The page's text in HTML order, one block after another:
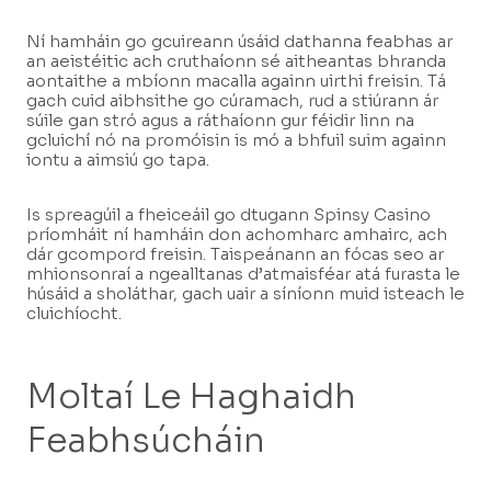
Ní hamháin go gcuireann úsáid dathanna feabhas ar
an aeistéitic ach cruthaíonn sé aitheantas bhranda
aontaithe a mbíonn macalla againn uirthi freisin. Tá
gach cuid aibhsithe go cúramach, rud a stiúrann ár
súile gan stró agus a ráthaíonn gur féidir linn na
gcluichí nó na promóisin is mó a bhfuil suim againn
iontu a aimsiú go tapa.
Is spreagúil a fheiceáil go dtugann Spinsy Casino
príomháit ní hamháin don achomharc amhairc, ach
dár gcompord freisin. Taispeánann an fócas seo ar
mhionsonraí a ngealltanas d’atmaisféar atá furasta le
húsáid a sholáthar, gach uair a síníonn muid isteach le
cluichíocht.
Moltaí Le Haghaidh
Feabhsúcháin